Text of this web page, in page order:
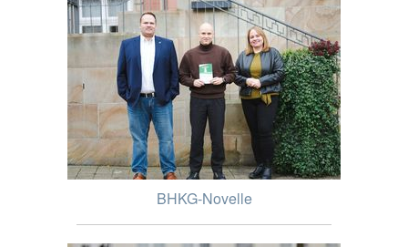
BHKG-Novelle